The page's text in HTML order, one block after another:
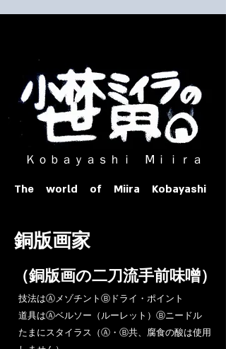
ｏｂａｙａｓｈｉ Ⅿｉｉｒａ​
The world of Miira Kobayashi
​銅版画家
​（銅版画の二刀流手前味噌）
​技法はⒶメゾチントⒷドライ・ポイント
道具はⒶベルソー（ルーレット）Ⓑニードル
​たまにスタイラス（Ⓐ・Ⓑ共、腐食の酸は使用